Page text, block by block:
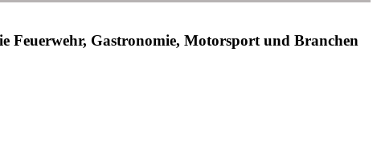
Feuerwehr, Gastronomie, Motorsport und Branchen